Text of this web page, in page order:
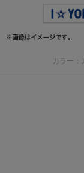
カラー：